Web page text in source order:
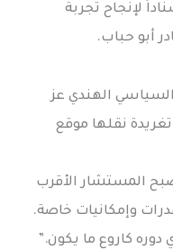
لإنجاح تجربة
أبو حباب.
الهندي عز
نقلها موقع
المستشار الأقرب
وإمكانيات خاصة.
كاروع ما يكون.”